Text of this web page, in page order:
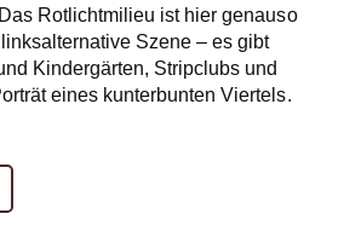
Rotlichtmilieu ist hier genauso
Szene – es gibt
Kindergärten, Stripclubs und
eines kunterbunten Viertels.